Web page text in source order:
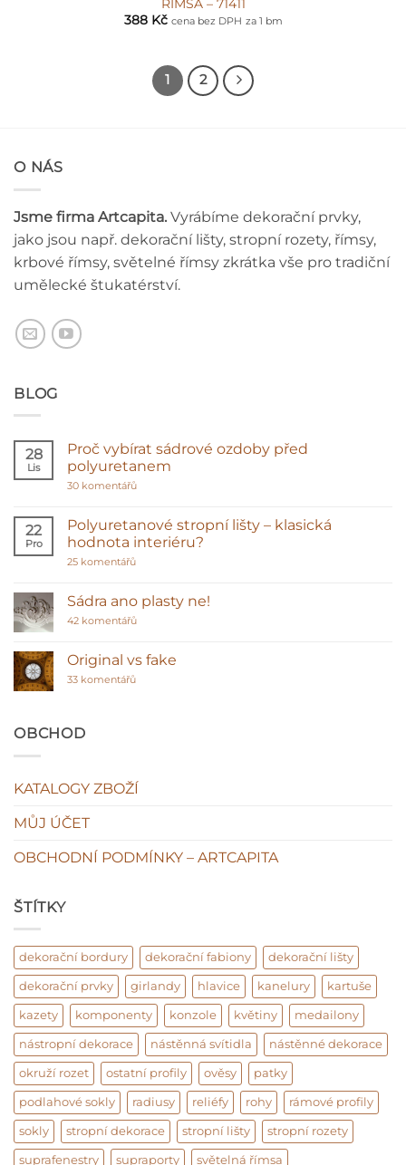
ŘÍMSA – 71411
388 Kč cena bez DPH za 1 bm
1 2
O NÁS
Jsme firma Artcapita. Vyrábíme dekorační prvky,
jako jsou např. dekorační lišty, stropní rozety, římsy,
krbové římsy, světelné římsy zkrátka vše pro tradiční
umělecké štukatérství.
BLOG
28
Lis
Proč vybírat sádrové ozdoby před
polyuretanem
30 komentářůu
názvem
Proč
vybírat
22
Pro
Polyuretanové stropní lišty – klasická
hodnota interiéru?
25 komentářůu
názvem
Polyuretanové
stropní
klasická
hodnota
interiéru?
Sádra ano plasty ne!
42 komentářůu
názvem
Sádra
Original vs fake
33 komentářůu
OBCHOD
KATALOGY ZBOŽÍ
MŮJ ÚČET
OBCHODNÍ PODMÍNKY – ARTCAPITA
ŠTÍTKY
dekorační bordury dekorační fabiony dekorační lišty
dekorační prvky girlandy hlavice kanelury kartuše
kazety komponenty konzole květiny medailony
nástropní dekorace nástěnná svítidla nástěnné dekorace
okruží rozet ostatní profily ověsy patky
podlahové sokly radiusy reliéfy rohy rámové profily
sokly stropní dekorace stropní lišty stropní rozety
suprafenestry supraporty světelná římsa